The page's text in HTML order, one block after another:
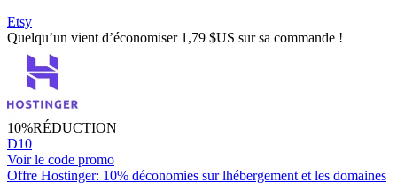
Etsy
Quelqu’un vient d’économiser 1,79 $US sur sa commande !
10%RÉDUCTION
D10
Voir le code promo
Offre Hostinger: 10% déconomies sur lhébergement et les domaines